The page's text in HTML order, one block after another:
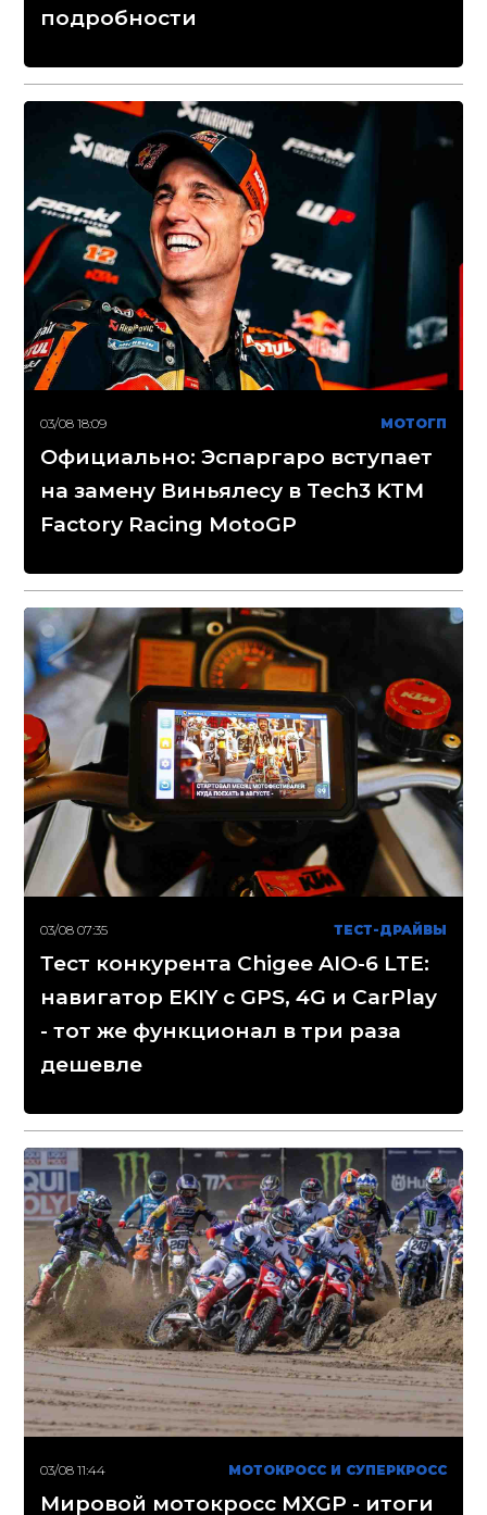
подробности
03/08 18:09 МОТОГП
Официально: Эспаргаро вступает
на замену Виньялесу в Tech3 KTM
Factory Racing MotoGP
03/08 07:35 ТЕСТ-ДРАЙВЫ
Тест конкурента Chigee AIO-6 LTE:
навигатор EKIY с GPS, 4G и CarPlay
- тот же функционал в три раза
дешевле
03/08 11:44 МОТОКРОСС И СУПЕРКРОСС
Мировой мотокросс MXGP - итоги